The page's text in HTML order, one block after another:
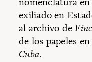
exiliado en
al archivo de
de los papeles
Cuba.